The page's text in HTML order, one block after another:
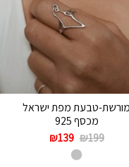
מורשת-טבעת מפת ישראל
מכסף 925
₪199
₪139